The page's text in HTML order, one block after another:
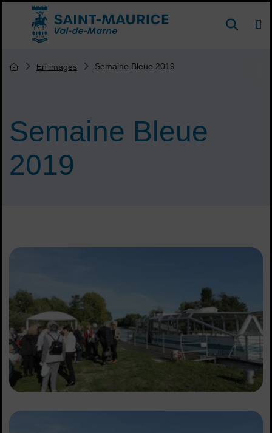
Menu de raccourcis
Accueil ville de Saint-Maurice DE
Semaine Bleue
2019
Vous êtes ici :
Page d'accueil du site
En images Semaine Bleue 2019